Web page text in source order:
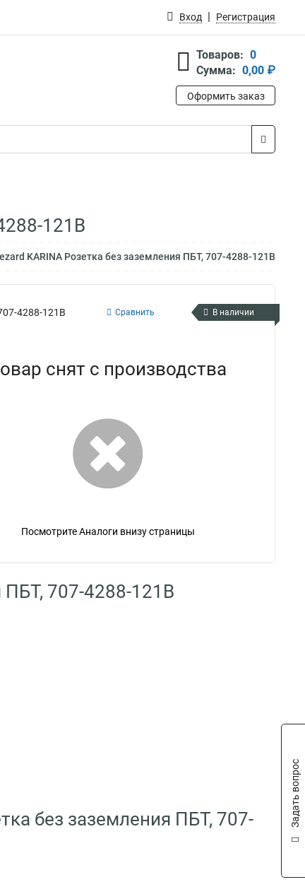
Вход Регистрация
Товаров: 0
Сумма: 0,00 ₽
Оформить заказ
121B
KARINA Розетка без заземления ПБТ, 707-4288-121B
4288-121B Сравнить В наличии
снят с производства
Посмотрите Аналоги внизу страницы
ПБТ, 707-4288-121B
без заземления ПБТ, 707-
Задать вопрос